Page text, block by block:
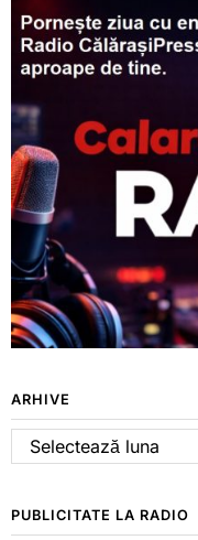
ARHIVE
Arhive
PUBLICITATE LA RADIO